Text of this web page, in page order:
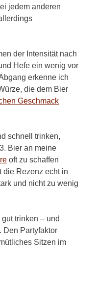
jedem anderen
der Intensität nach
Hefe ein wenig vor
erkenne ich
die dem Bier
Geschmack
schnell trinken,
Bier an meine
oft zu schaffen
die Rezenz echt in
und nicht zu wenig
trinken – und
Den Partyfaktor
Sitzen im